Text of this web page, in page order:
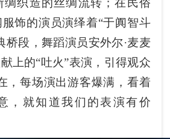
绸织造的丝绸流转；在民俗
饰的演员演绎着“于阗智斗
桥段，舞蹈演员安外尔·麦麦
上的“吐火”表演，引得观众
，每场演出游客爆满，看着
，就知道我们的表演有价